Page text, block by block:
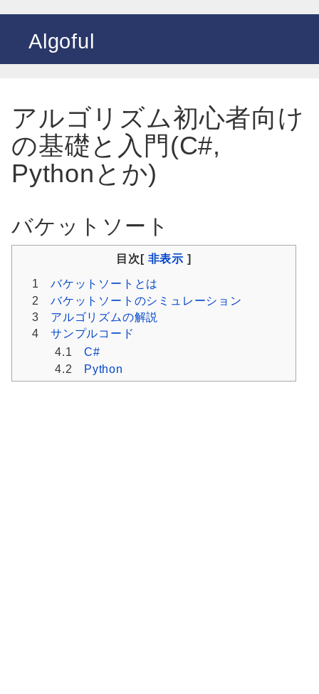
Algoful
アルゴリズム初心者向け
の基礎と入門(C#,
Pythonとか)
バケットソート
目次[ 非表示 ]
1
バケットソートとは
2
バケットソートのシミュレーション
3
アルゴリズムの解説
4
サンプルコード
4.1
C#
4.2
Python